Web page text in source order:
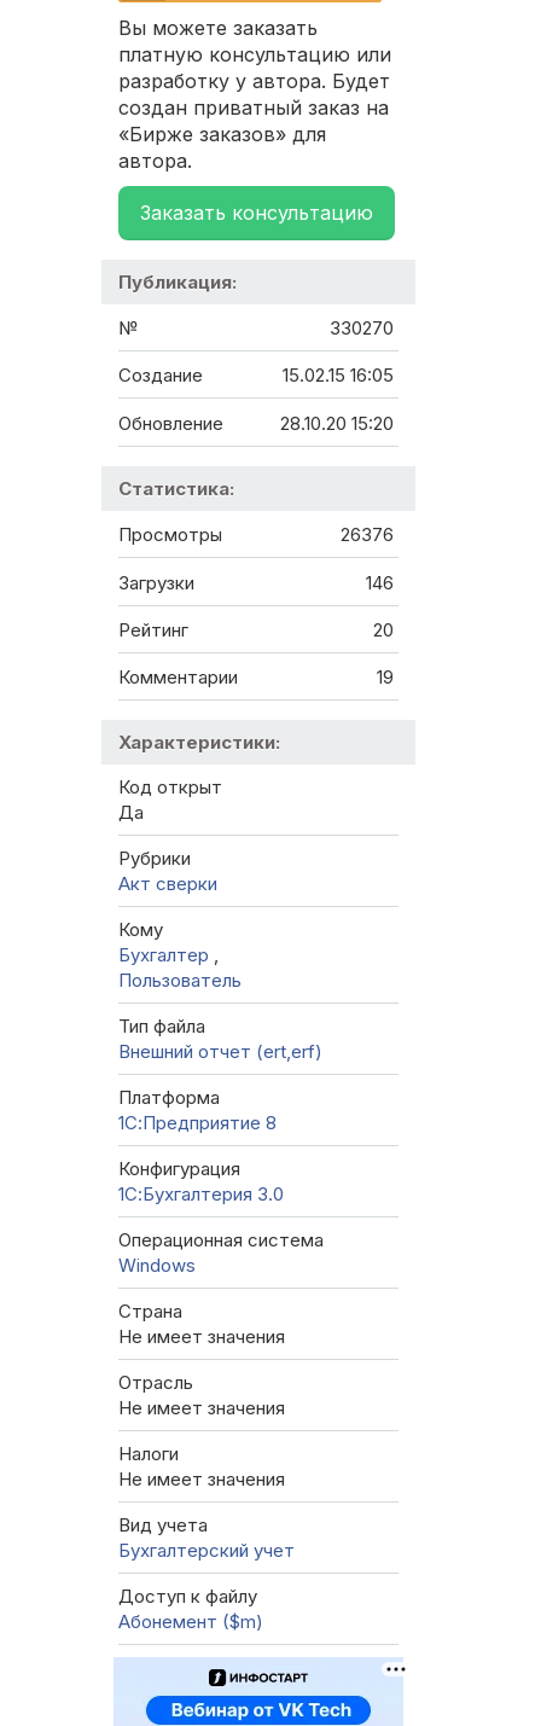
Вы можете заказать
платную консультацию или
разработку у автора. Будет
создан приватный заказ на
«Бирже заказов» для
автора.
Заказать консультацию
Публикация:
№ 330270
Создание 15.02.15 16:05
Обновление 28.10.20 15:20
Статистика:
Просмотры 26376
Загрузки 146
Рейтинг 20
Комментарии 19
Характеристики:
Код открыт
Да
Рубрики
Акт сверки
Кому
Бухгалтер ,
Пользователь
Тип файла
Внешний отчет (ert,erf)
Платформа
1С:Предприятие 8
Конфигурация
1С:Бухгалтерия 3.0
Операционная система
Windows
Страна
Не имеет значения
Отрасль
Не имеет значения
Налоги
Не имеет значения
Вид учета
Бухгалтерский учет
Доступ к файлу
Абонемент ($m)